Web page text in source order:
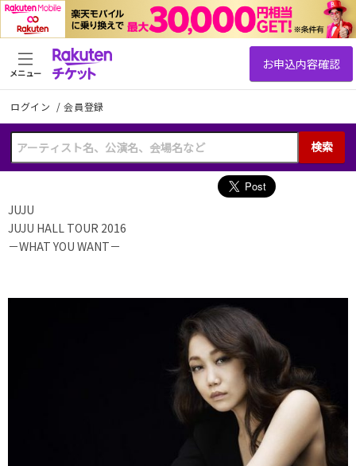
ログイン /会員登録
検索
メニュー
JUJU
JUJU HALL TOUR 2016
－WHAT YOU WANT－